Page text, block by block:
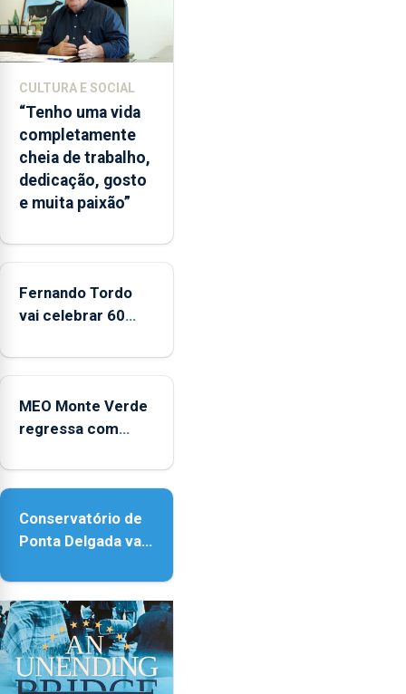
2022
e
2026.
ilha
das
Flores
apresenta
um
“decréscimo
da
entre
2022
2025
CULTURA E SOCIAL
“Tenho uma vida
completamente
cheia de trabalho,
dedicação, gosto
e muita paixão”
Fernando Tordo
vai celebrar 60
no Coliseu
MEO Monte Verde
regressa com
acessibilidade
Conservatório de
Ponta Delgada vai
instrumentos